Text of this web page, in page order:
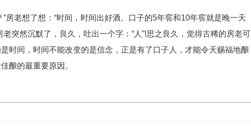
老想了想：“时间，时间出好酒。口子的5年窖和10年窖就是晚一天
突然沉默了，良久，吐出一个字：“人”!思之良久，觉得古稀的房老可
时间，时间不能改变的是信念，正是有了口子人，才能令天赐福地酿
酿的最重要原因。